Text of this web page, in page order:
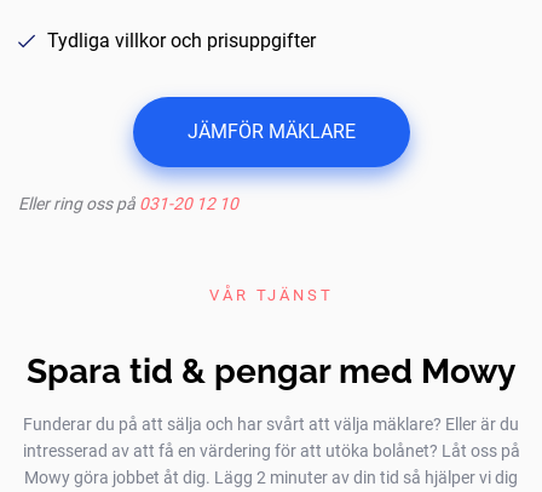
Tydliga villkor och prisuppgifter
JÄMFÖR MÄKLARE
Eller ring oss på 031-20 12 10
VÅR TJÄNST
Spara tid & pengar med Mowy
Funderar du på att sälja och har svårt att välja mäklare? Eller är du
intresserad av att få en värdering för att utöka bolånet? Låt oss på
Mowy göra jobbet åt dig. Lägg 2 minuter av din tid så hjälper vi dig